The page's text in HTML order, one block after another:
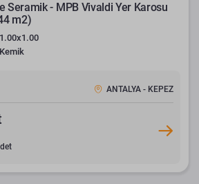
Seramik - MPB Vivaldi Yer Karosu
m2)
ANTALYA - KEPEZ